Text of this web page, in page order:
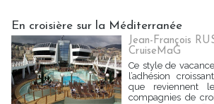
En croisière sur la Méditerranée
Jean-François
CruiseMaG
Ce style de
l’adhésion
que reviennent
compagnies de